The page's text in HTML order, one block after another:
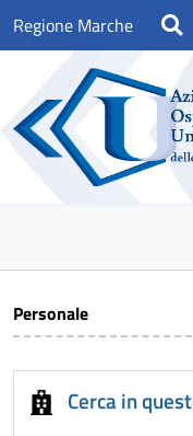
Regione Marche
Personale
Cerca in